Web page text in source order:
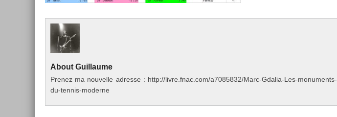
About Guil­laume
Pre­nez ma nouvel­le ad­resse : http://livre.fnac.com/a7085832/Marc-Gdalia-Les-monuments-
du-tennis-moderne